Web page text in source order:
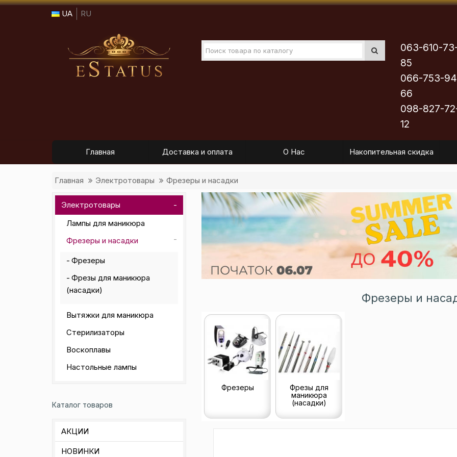
UA RU
063-610-
85
066-753-
66
098-827-
12
Главная Доставка и оплата О Нас Накопительная скидка
Главная Электротовары Фрезеры и насадки
Электротовары
Лампы для маникюра
Фрезеры и насадки
Фрезеры
Фрезы для маникюра
(насадки)
Вытяжки для маникюра
Стерилизаторы
Воскоплавы
Настольные лампы
Каталог товаров
АКЦИИ
НОВИНКИ
Фрезеры и
Фрезеры
Фрезы для
маникюра
(насадки)